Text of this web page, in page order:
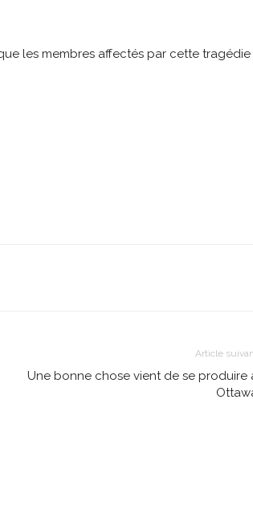
les membres affectés par cette tragédie
Article
Une bonne chose vient de se produire